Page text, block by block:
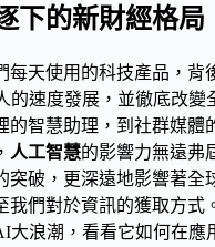
下的新財經格局
每天使用的科技產品，背
的速度發展，並徹底改變
的智慧助理，到社群媒體
人工智慧的影響力無遠弗
突破，更深遠地影響著全
我們對於資訊的獲取方式
大浪潮，看看它如何在應